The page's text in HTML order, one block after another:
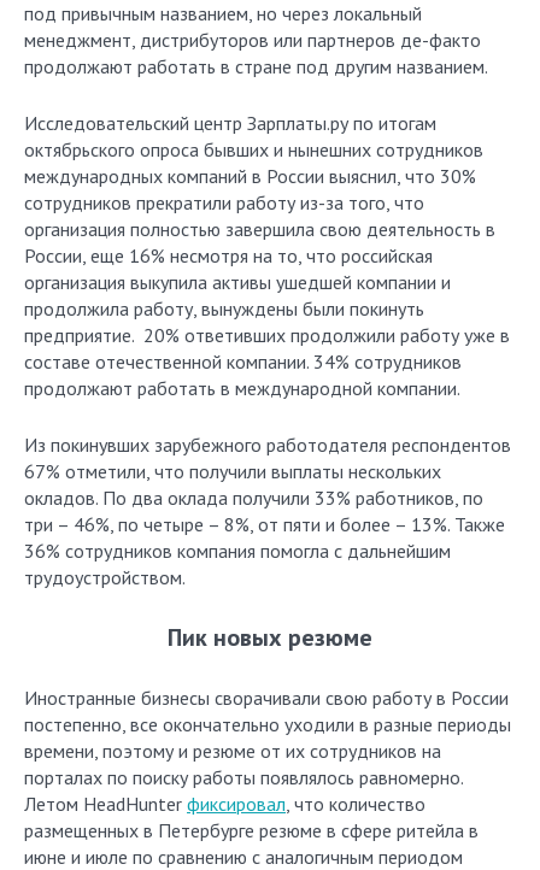
под привычным названием, но через локальный
менеджмент, дистрибуторов или партнеров де-факто
продолжают работать в стране под другим названием.
Исследовательский центр Зарплаты.ру по итогам
октябрьского опроса бывших и нынешних сотрудников
международных компаний в России выяснил, что 30%
сотрудников прекратили работу из-за того, что
организация полностью завершила свою деятельность в
России, еще 16% несмотря на то, что российская
организация выкупила активы ушедшей компании и
продолжила работу, вынуждены были покинуть
предприятие. 20% ответивших продолжили работу уже в
составе отечественной компании. 34% сотрудников
продолжают работать в международной компании.
Из покинувших зарубежного работодателя респондентов
67% отметили, что получили выплаты нескольких
окладов. По два оклада получили 33% работников, по
три – 46%, по четыре – 8%, от пяти и более – 13%. Также
36% сотрудников компания помогла с дальнейшим
трудоустройством.
Пик новых резюме
Иностранные бизнесы сворачивали свою работу в России
постепенно, все окончательно уходили в разные периоды
времени, поэтому и резюме от их сотрудников на
порталах по поиску работы появлялось равномерно.
Летом HeadHunter фиксировал, что количество
размещенных в Петербурге резюме в сфере ритейла в
июне и июле по сравнению с аналогичным периодом